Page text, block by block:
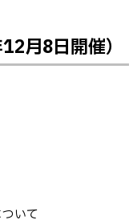
月8日開催）
いて